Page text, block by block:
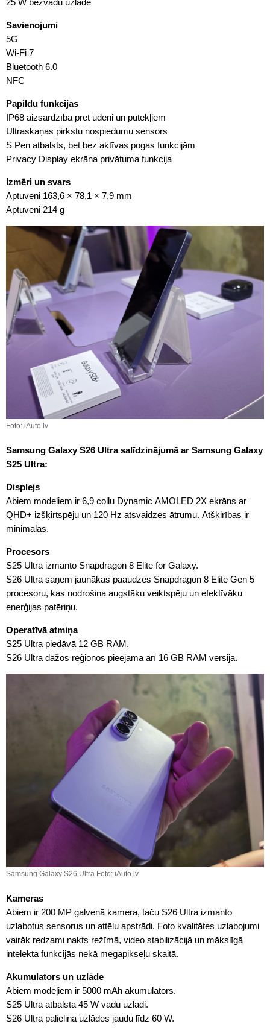
Savienojumi
5G
Wi-Fi 7
Bluetooth 6.0
NFC
Papildu funkcijas
IP68 aizsardzība pret ūdeni un putekļiem
Ultraskaņas pirkstu nospiedumu sensors
S Pen atbalsts, bet bez aktīvas pogas funkcijām
Privacy Display ekrāna privātuma funkcija
Izmēri un svars
Aptuveni 163,6 × 78,1 × 7,9 mm
Aptuveni 214 g
Foto: iAuto.lv
Samsung Galaxy S26 Ultra salīdzinājumā ar Samsung Galaxy
S25 Ultra:
Displejs
Abiem modeļiem ir 6,9 collu Dynamic AMOLED 2X ekrāns ar
QHD+ izšķirtspēju un 120 Hz atsvaidzes ātrumu. Atšķirības ir
minimālas.
Procesors
S25 Ultra izmanto Snapdragon 8 Elite for Galaxy.
S26 Ultra saņem jaunākas paaudzes Snapdragon 8 Elite Gen 5
procesoru, kas nodrošina augstāku veiktspēju un efektīvāku
enerģijas patēriņu.
Operatīvā atmiņa
S25 Ultra piedāvā 12 GB RAM.
S26 Ultra dažos reģionos pieejama arī 16 GB RAM versija.
Samsung Galaxy S26 Ultra Foto: iAuto.lv
Kameras
Abiem ir 200 MP galvenā kamera, taču S26 Ultra izmanto
uzlabotus sensorus un attēlu apstrādi. Foto kvalitātes uzlabojumi
vairāk redzami nakts režīmā, video stabilizācijā un mākslīgā
intelekta funkcijās nekā megapikseļu skaitā.
Akumulators un uzlāde
Abiem modeļiem ir 5000 mAh akumulators.
S25 Ultra atbalsta 45 W vadu uzlādi.
S26 Ultra palielina uzlādes jaudu līdz 60 W.